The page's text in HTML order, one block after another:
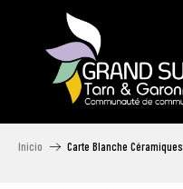
Inicio Carte Blanche Céramiques